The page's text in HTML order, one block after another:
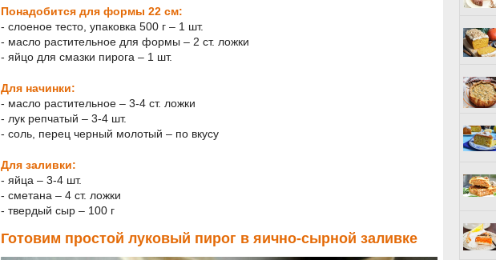
Понадобится для формы 22 см:
- слоеное тесто, упаковка 500 г – 1 шт.
- масло растительное для формы – 2 ст. ложки
- яйцо для смазки пирога – 1 шт.
Для начинки:
- масло растительное – 3-4 ст. ложки
- лук репчатый – 3-4 шт.
- соль, перец черный молотый – по вкусу
Для заливки:
- яйца – 3-4 шт.
- сметана – 4 ст. ложки
- твердый сыр – 100 г
Готовим простой луковый пирог в яично-сырной заливке